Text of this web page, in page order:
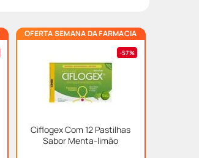
OFERTA SEMANA DA FARMACIA
57%
Ciflogex Com 12 Pastilhas
Sabor Menta-limão